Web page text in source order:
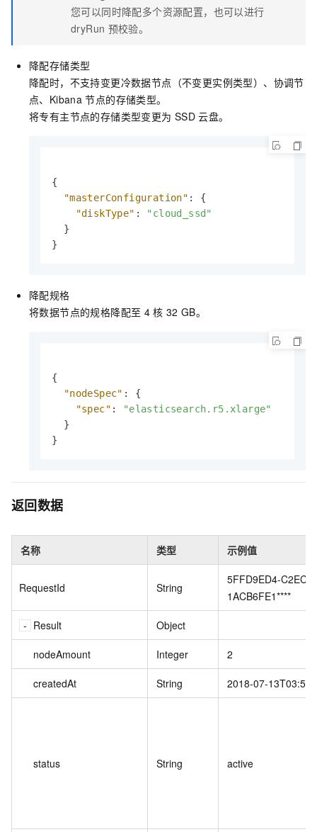
您可以同时降配多个资源配置，也可以进行
dryRun 预校验。
降配存储类型
降配时，不支持变更冷数据节点（不变更实例类型）、协调节
点、Kibana 节点的存储类型。
将专有主节点的存储类型变更为 SSD 云盘。
{
"masterConfiguration" :
{
"diskType" :
"cloud_ssd"
}
}
降配规格
将数据节点的规格降配至 4 核 32 GB。
{
"nodeSpec" :
{
"spec" :
"elasticsearch.r5.xlarge"
}
}
返回数据
名称 类型 示例值
RequestId String
5FFD9ED4-C2EC-
1ACB6FE1****
Result Object
nodeAmount Integer 2
createdAt String 2018-07-
status String active